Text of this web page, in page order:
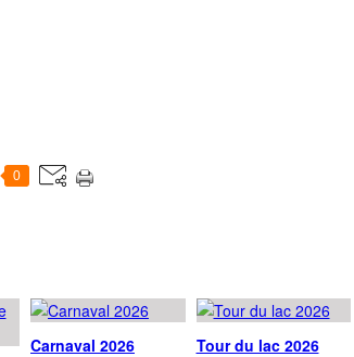
0
Carnaval 2026 Tour du lac 2026